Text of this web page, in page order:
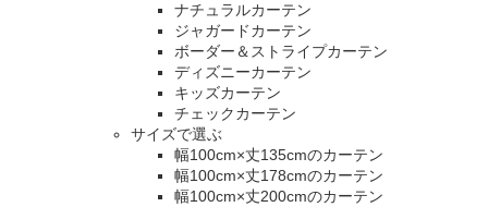
ナチュラルカーテン
ジャガードカーテン
ボーダー＆ストライプカーテン
ディズニーカーテン
キッズカーテン
チェックカーテン
サイズで選ぶ
幅100cm×丈135cmのカーテン
幅100cm×丈178cmのカーテン
幅100cm×丈200cmのカーテン